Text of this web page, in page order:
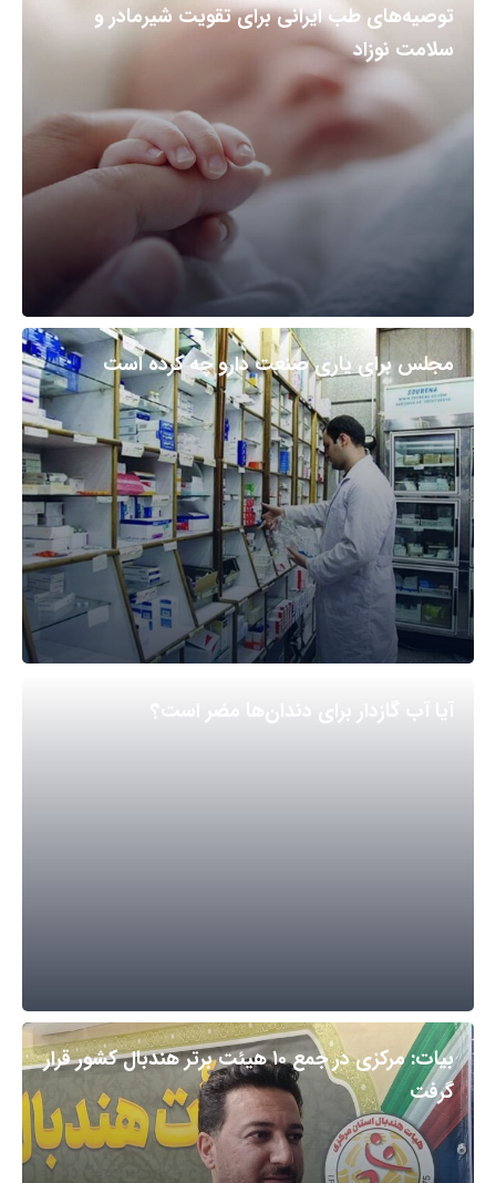
توصیه‌های طب ایرانی برای تقویت شیرمادر و
سلامت نوزاد
مجلس برای یاری صنعت دارو چه کرده است
آیا آب گازدار برای دندان‌ها مضر است؟
بیات: مرکزی در جمع ۱۰ هیئت برتر هندبال کشور قرار
گرفت